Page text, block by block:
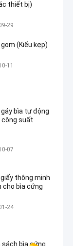
thiết bị)
bìa cứng
29
(Kiểu kẹp)
bìa cứng
11
bìa tự động
công suất
bìa cứng
07
thông minh
cho bìa cứng
bìa cứng
24
sách bìa cứng